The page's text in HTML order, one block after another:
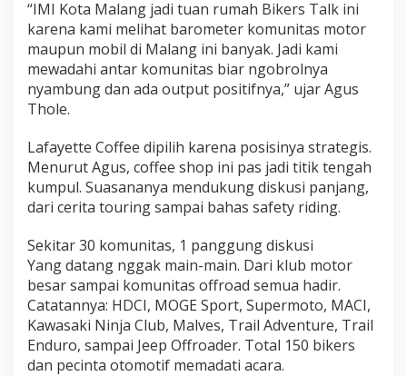
t
B
a
r
u
r
o
m
e
t
e
O
t
o
m
o
t
“IMI Kota Malang jadi tuan rumah Bikers Talk ini
karena kami melihat barometer komunitas motor
maupun mobil di Malang ini banyak. Jadi kami
mewadahi antar komunitas biar ngobrolnya
nyambung dan ada output positifnya,” ujar Agus
Thole.
Lafayette Coffee dipilih karena posisinya strategis.
Menurut Agus, coffee shop ini pas jadi titik tengah
kumpul. Suasananya mendukung diskusi panjang,
dari cerita touring sampai bahas safety riding.
Sekitar 30 komunitas, 1 panggung diskusi
Yang datang nggak main-main. Dari klub motor
besar sampai komunitas offroad semua hadir.
Catatannya: HDCI, MOGE Sport, Supermoto, MACI,
Kawasaki Ninja Club, Malves, Trail Adventure, Trail
Enduro, sampai Jeep Offroader. Total 150 bikers
dan pecinta otomotif memadati acara.